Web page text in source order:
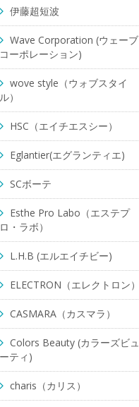
伊藤超短波
Wave Corporation (ウェーブ
コーポレーション)
wove style（ウォブスタイ
ル）
HSC（エイチエスシー）
Eglantier(エグランティエ)
SCボーテ
Esthe Pro Labo（エステプ
ロ・ラボ）
L.H.B (エルエイチビー)
ELECTRON（エレクトロン）
CASMARA（カスマラ）
Colors Beauty (カラーズビュ
ーティ)
charis（カリス）